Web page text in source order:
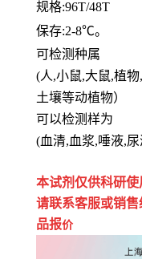
规格:96T/48T
保存:2-8℃。
可检测种属
(人,小鼠,大鼠,植
土壤等动植物）
可以检测样为
(血清,血浆,唾液,
本试剂仅供科研使
请联系客服或销
品报价